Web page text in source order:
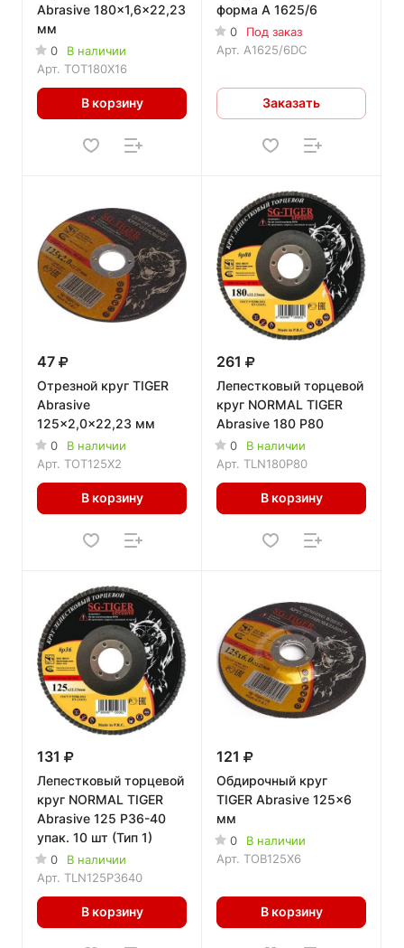
Abrasive 180x1,6x22,23
мм
0
В наличии
Арт. TOT180X16
В корзину
форма A 1625/6
0
Под заказ
Арт. A1625/6DC
Заказать
47
Отрезной круг TIGER
Abrasive
125x2,0x22,23 мм
0
В наличии
Арт. TOT125X2
В корзину
261
Лепестковый торцевой
круг NORMAL TIGER
Abrasive 180 P80
0
В наличии
Арт. TLN180P80
В корзину
131
Лепестковый торцевой
круг NORMAL TIGER
Abrasive 125 P36-40
упак. 10 шт (Тип 1)
0
В наличии
Арт. TLN125P3640
В корзину
121
Обдирочный круг
TIGER Abrasive 125x6
мм
0
В наличии
Арт. TOB125X6
В корзину